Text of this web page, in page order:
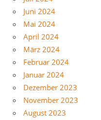
Juni 2024
Mai 2024
April 2024
März 2024
Februar 2024
Januar 2024
Dezember 2023
November 2023
August 2023